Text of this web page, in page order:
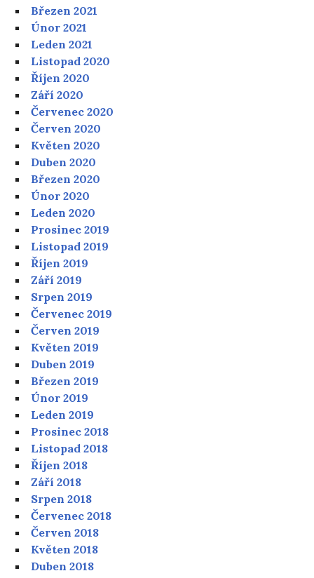
Březen 2021
Únor 2021
Leden 2021
Listopad 2020
Říjen 2020
Září 2020
Červenec 2020
Červen 2020
Květen 2020
Duben 2020
Březen 2020
Únor 2020
Leden 2020
Prosinec 2019
Listopad 2019
Říjen 2019
Září 2019
Srpen 2019
Červenec 2019
Červen 2019
Květen 2019
Duben 2019
Březen 2019
Únor 2019
Leden 2019
Prosinec 2018
Listopad 2018
Říjen 2018
Září 2018
Srpen 2018
Červenec 2018
Červen 2018
Květen 2018
Duben 2018